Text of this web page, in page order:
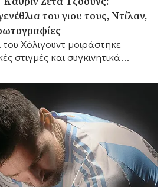
του γιου τους, Ντίλαν,
Χόλιγουντ μοιράστηκε
στιγμές και συγκινητικά
θερμές ευχές.